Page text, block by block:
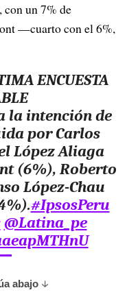
un 7% de
—cuarto con el 6%,
ENCUESTA
la intención de
por Carlos
López Aliaga
(6%), Roberto
López-Chau
#IpsosPeru
@Latina_pe
abajo